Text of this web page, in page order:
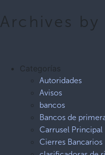
Archives by
Categorías
Autoridades
Avisos
bancos
Bancos de
Carrusel Principal
Cierres Bancarios